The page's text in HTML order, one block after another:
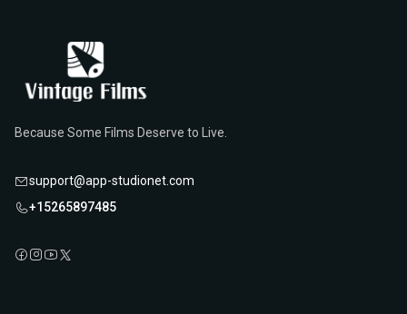
Because Some Films Deserve to Live.
support@app-studionet.com
+15265897485